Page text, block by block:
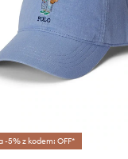
-5% z kodem: OFF*